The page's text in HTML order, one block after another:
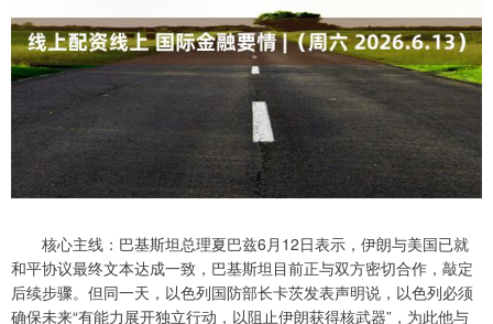
核心主线：巴基斯坦总理夏巴兹6月12日表示，伊朗与美国已就
和平协议最终文本达成一致，巴基斯坦目前正与双方密切合作，敲定
后续步骤。但同一天，以色列国防部长卡茨发表声明说，以色列必须
确保未来“有能力展开独立行动，以阻止伊朗获得核武器”，为此他与